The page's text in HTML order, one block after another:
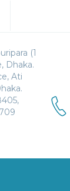
(1
Dhaka.
Ati